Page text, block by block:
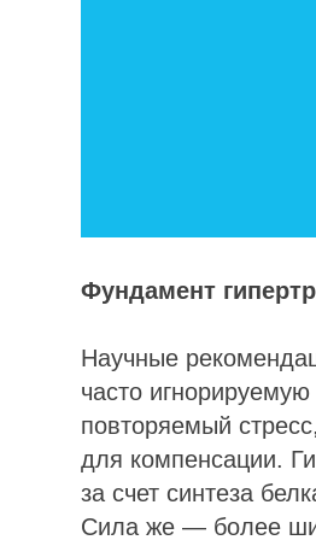
Фундамент
Научные
часто
повторяемый
для компенсации.
за счет синтеза
Сила же — более